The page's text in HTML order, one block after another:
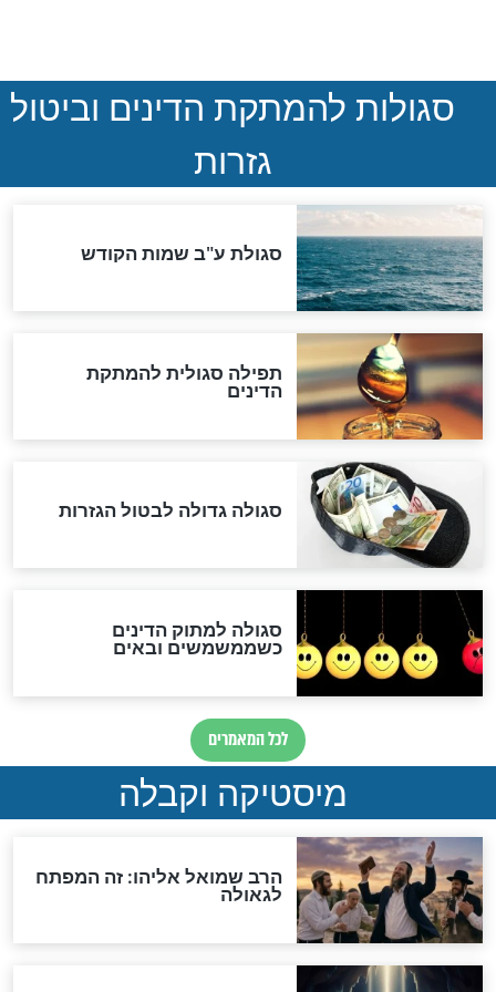
הותר לפרסום: לוחמי מילואים
נהרגו בדרום לבנון
ההסכם החשאי של טראמפ
ואיראן: בלי שקיפות ועם הרבה
סימני שאלה
המסמך האבוד שנחשף
במרתפי מוסקבה: כתב היד
הנדיר של הרשב"ם התגלה
"מודה לקב"ה על כל השנים"
לכל המאמרים
אחרית הימים
האם אפשר לחשב את הקץ?